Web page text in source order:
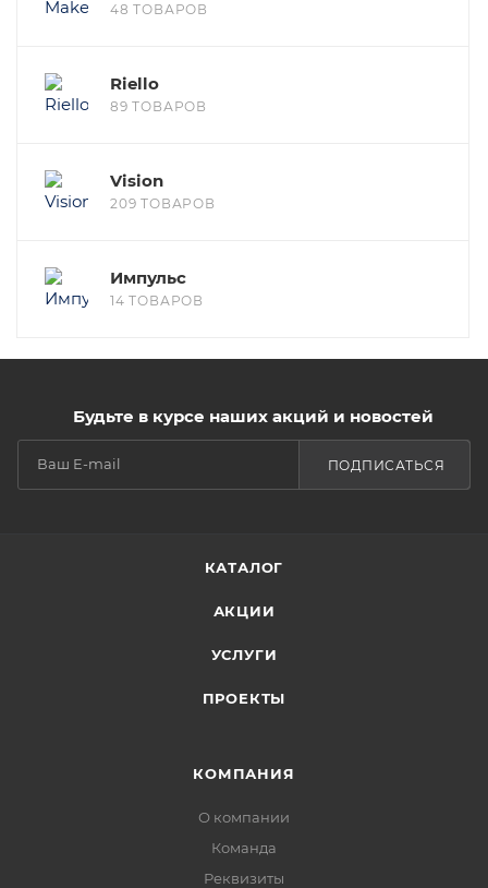
48 ТОВАРОВ
Riello
89 ТОВАРОВ
Vision
209 ТОВАРОВ
Импульс
14 ТОВАРОВ
Будьте в курсе наших акций и новостей
ПОДПИСАТЬСЯ
КАТАЛОГ
АКЦИИ
УСЛУГИ
ПРОЕКТЫ
КОМПАНИЯ
О компании
Команда
Реквизиты